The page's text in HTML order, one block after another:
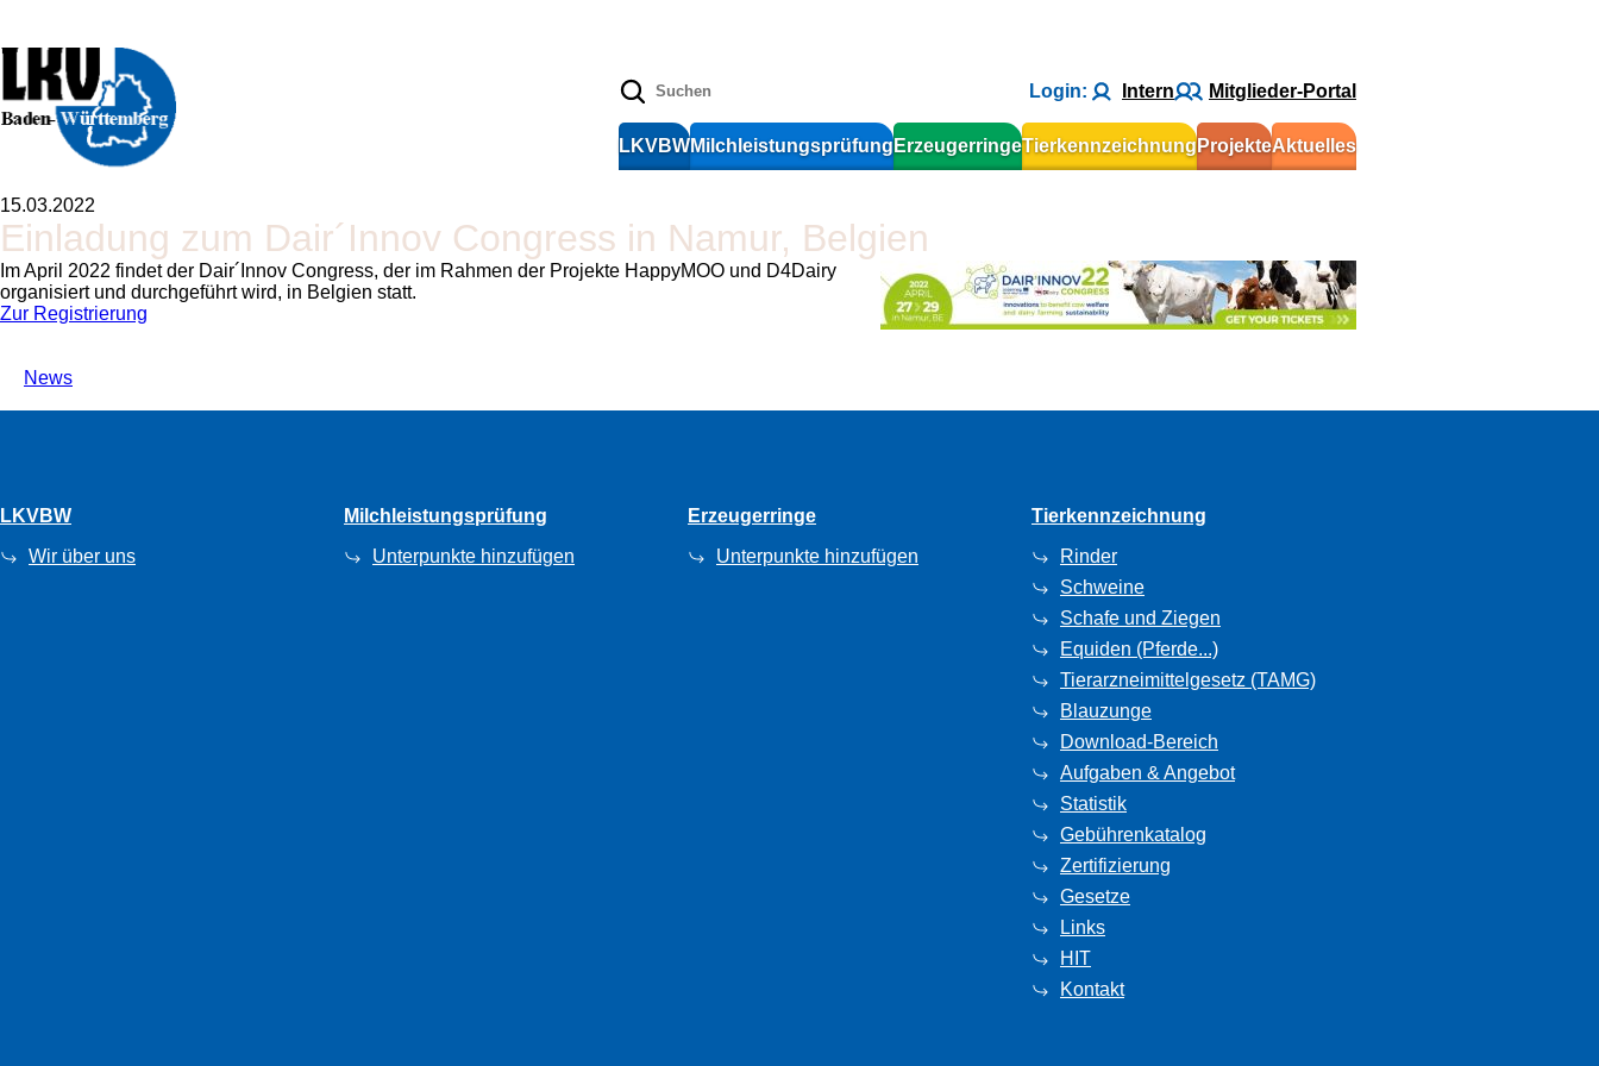
Login: Intern Mitglieder-Portal
LKVBWMilchleistungsprüfungErzeugerringeTierkennzeichnungProjekteAktuelles
15.03.2022
Einladung zum Dair´Innov Congress in Namur, Belgien
Im April 2022 findet der Dair´Innov Congress, der im Rahmen der Projekte HappyMOO und D4Dairy
organisiert und durchgeführt wird, in Belgien statt.
Zur Registrierung
News
LKVBW
Wir über uns
Milchleistungsprüfung
Unterpunkte hinzufügen
Erzeugerringe
Unterpunkte hinzufügen
Tierkennzeichnung
Rinder
Schweine
Schafe und Ziegen
Equiden (Pferde...)
Tierarzneimittelgesetz (TAMG)
Blauzunge
Download-Bereich
Aufgaben & Angebot
Statistik
Gebührenkatalog
Zertifizierung
Gesetze
Links
HIT
Kontakt